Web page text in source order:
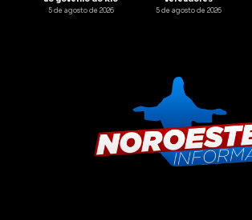
5 de agosto de 2026 5 de agosto de 2026